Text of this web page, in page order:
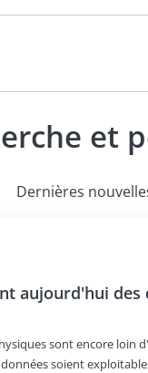
et
Dernières
aujourd'hui
sont encore loin
soient